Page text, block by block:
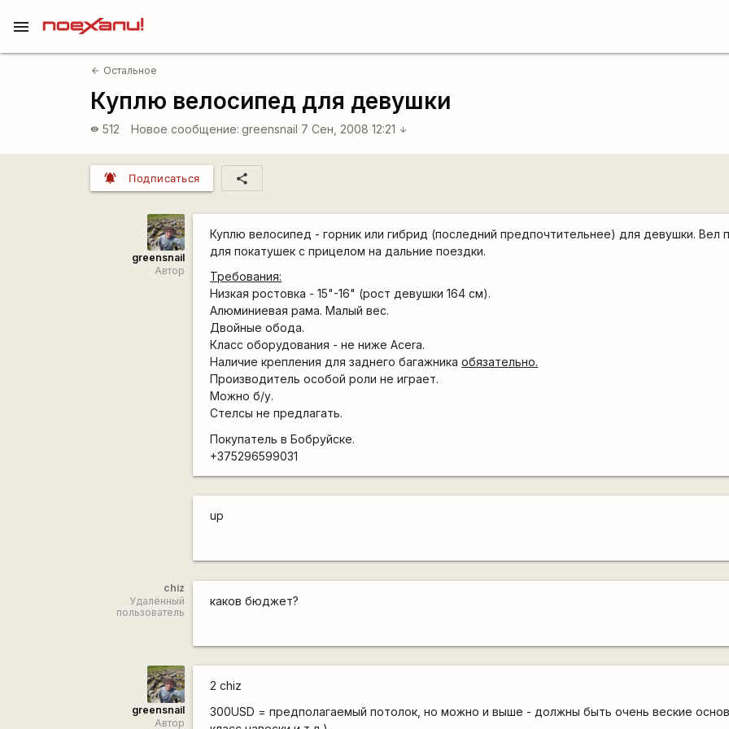
menu
arrow_back Остальное
Куплю велосипед для девушки
visibility 512 Новое сообщение: greensnail 7 Сен, 2008 12:21 arrow_downward
notifications_active Подписаться share
greensnail
Автор
Куплю велосипед - горник или гибрид (последний предпочтительнее) для девушки. Вел
для покатушек с прицелом на дальние поездки.
Требования:
Низкая ростовка - 15"-16" (рост девушки 164 см).
Алюминиевая рама. Малый вес.
Двойные обода.
Класс оборудования - не ниже Acera.
Наличие крепления для заднего багажникаобязательно.
Производитель особой роли не играет.
Можно б/у.
Стелсы не предлагать.
Покупатель в Бобруйске.
+375296599031
up
chiz
Удалённый
пользователь
каков бюджет?
greensnail
Автор
2 chiz
300USD = предполагаемый потолок, но можно и выше - должны быть очень веские